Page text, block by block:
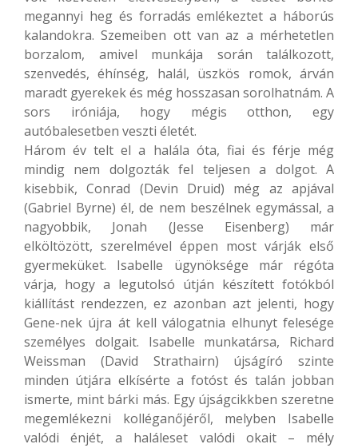
megannyi heg és forradás emlékeztet a háborús
kalandokra. Szemeiben ott van az a mérhetetlen
borzalom, amivel munkája során találkozott,
szenvedés, éhínség, halál, üszkös romok, árván
maradt gyerekek és még hosszasan sorolhatnám. A
sors iróniája, hogy mégis otthon, egy
autóbalesetben veszti életét.
Három év telt el a halála óta, fiai és férje még
mindig nem dolgozták fel teljesen a dolgot. A
kisebbik, Conrad (Devin Druid) még az apjával
(Gabriel Byrne) él, de nem beszélnek egymással, a
nagyobbik, Jonah (Jesse Eisenberg) már
elköltözött, szerelmével éppen most várják első
gyermeküket. Isabelle ügynöksége már régóta
várja, hogy a legutolsó útján készített fotókból
kiállítást rendezzen, ez azonban azt jelenti, hogy
Gene-nek újra át kell válogatnia elhunyt felesége
személyes dolgait. Isabelle munkatársa, Richard
Weissman (David Strathairn) újságíró szinte
minden útjára elkísérte a fotóst és talán jobban
ismerte, mint bárki más. Egy újságcikkben szeretne
megemlékezni kolléganőjéről, melyben Isabelle
valódi énjét, a haláleset valódi okait – mély